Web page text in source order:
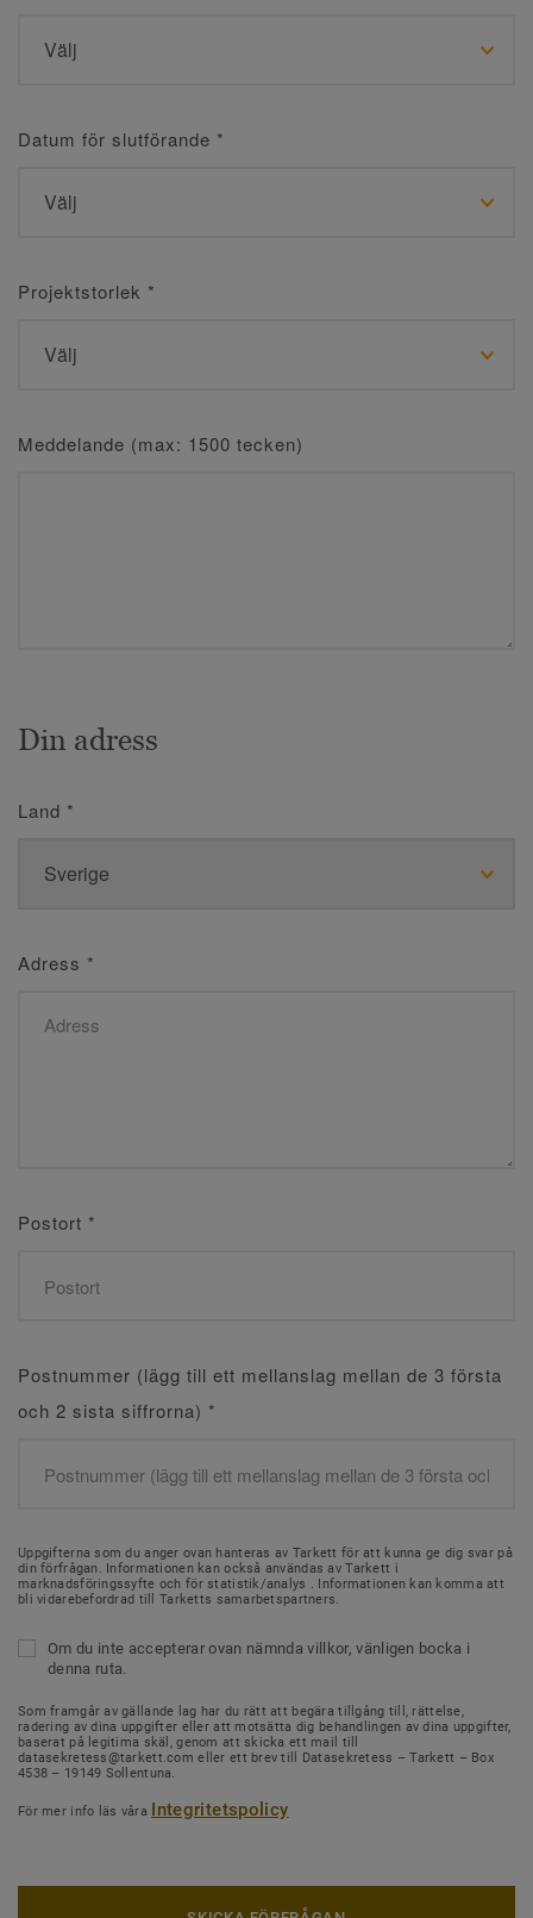
Datum för slutförande *
Projektstorlek *
Meddelande (max: 1500 tecken)
Din adress
Land *
Adress *
Postort *
Postnummer (lägg till ett mellanslag mellan de 3 första
och 2 sista siffrorna) *
Uppgifterna som du anger ovan hanteras av Tarkett för att kunna ge dig svar på
din förfrågan. Informationen kan också användas av Tarkett i
marknadsföringssyfte och för statistik/analys . Informationen kan komma att
bli vidarebefordrad till Tarketts samarbetspartners.
Om du inte accepterar ovan nämnda villkor, vänligen bocka i
denna ruta.
Som framgår av gällande lag har du rätt att begära tillgång till, rättelse,
radering av dina uppgifter eller att motsätta dig behandlingen av dina uppgifter,
baserat på legitima skäl, genom att skicka ett mail till
datasekretess@tarkett.com eller ett brev till Datasekretess – Tarkett – Box
4538 – 19149 Sollentuna.
För mer info läs våra Integritetspolicy